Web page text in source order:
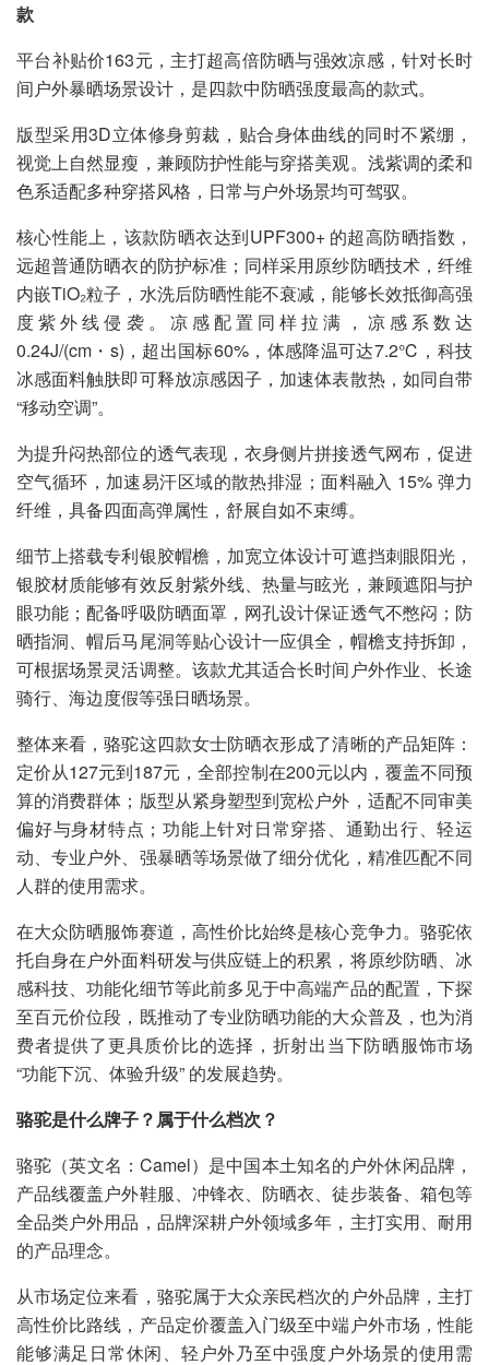
款
平台补贴价163元，主打超高倍防晒与强效凉感，针对长时
间户外暴晒场景设计，是四款中防晒强度最高的款式。
版型采用3D立体修身剪裁，贴合身体曲线的同时不紧绷，
视觉上自然显瘦，兼顾防护性能与穿搭美观。浅紫调的柔和
色系适配多种穿搭风格，日常与户外场景均可驾驭。
核心性能上，该款防晒衣达到UPF300+ 的超高防晒指数，
远超普通防晒衣的防护标准；同样采用原纱防晒技术，纤维
内嵌TiO₂粒子，水洗后防晒性能不衰减，能够长效抵御高强
度紫外线侵袭。凉感配置同样拉满，凉感系数达
0.24J/(cm・s)，超出国标60%，体感降温可达7.2℃，科技
冰感面料触肤即可释放凉感因子，加速体表散热，如同自带
“移动空调”。
为提升闷热部位的透气表现，衣身侧片拼接透气网布，促进
空气循环，加速易汗区域的散热排湿；面料融入 15% 弹力
纤维，具备四面高弹属性，舒展自如不束缚。
细节上搭载专利银胶帽檐，加宽立体设计可遮挡刺眼阳光，
银胶材质能够有效反射紫外线、热量与眩光，兼顾遮阳与护
眼功能；配备呼吸防晒面罩，网孔设计保证透气不憋闷；防
晒指洞、帽后马尾洞等贴心设计一应俱全，帽檐支持拆卸，
可根据场景灵活调整。该款尤其适合长时间户外作业、长途
骑行、海边度假等强日晒场景。
整体来看，骆驼这四款女士防晒衣形成了清晰的产品矩阵：
定价从127元到187元，全部控制在200元以内，覆盖不同预
算的消费群体；版型从紧身塑型到宽松户外，适配不同审美
偏好与身材特点；功能上针对日常穿搭、通勤出行、轻运
动、专业户外、强暴晒等场景做了细分优化，精准匹配不同
人群的使用需求。
在大众防晒服饰赛道，高性价比始终是核心竞争力。骆驼依
托自身在户外面料研发与供应链上的积累，将原纱防晒、冰
感科技、功能化细节等此前多见于中高端产品的配置，下探
至百元价位段，既推动了专业防晒功能的大众普及，也为消
费者提供了更具质价比的选择，折射出当下防晒服饰市场
“功能下沉、体验升级” 的发展趋势。
骆驼是什么牌子？属于什么档次？
骆驼（英文名：Camel）是中国本土知名的户外休闲品牌，
产品线覆盖户外鞋服、冲锋衣、防晒衣、徒步装备、箱包等
全品类户外用品，品牌深耕户外领域多年，主打实用、耐用
的产品理念。
从市场定位来看，骆驼属于大众亲民档次的户外品牌，主打
高性价比路线，产品定价覆盖入门级至中端户外市场，性能
能够满足日常休闲、轻户外乃至中强度户外场景的使用需